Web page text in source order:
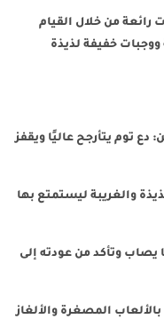
من خلال القيام
خفيفة لذيذة
دع توم يتأرجح عاليًا ويقفز
والغريبة ليستمتع بها
يصاب وتأكد من عودته إلى
المصغرة والألغاز